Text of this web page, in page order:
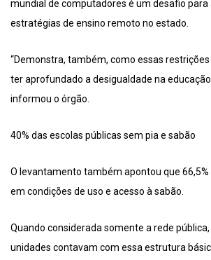
mundial de computadores é um desafio para
estratégias de ensino remoto no estado.
“Demonstra, também, como essas
ter aprofundado a desigualdade na educação
informou o órgão.
40% das escolas públicas sem pia e sabão
O levantamento também apontou que
em condições de uso e acesso à sabão.
Quando considerada somente a rede pública,
unidades contavam com essa estrutura